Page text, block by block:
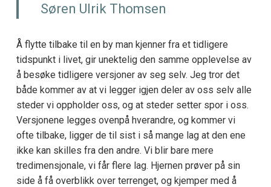
Søren Ulrik Thomsen
Å flytte tilbake til en by man kjenner fra et tidligere
tidspunkt i livet, gir unektelig den samme opplevelse av
å besøke tidligere versjoner av seg selv. Jeg tror det
både kommer av at vi legger igjen deler av oss selv alle
steder vi oppholder oss, og at steder setter spor i oss.
Versjonene legges ovenpå hverandre, og kommer vi
ofte tilbake, ligger de til sist i så mange lag at den ene
ikke kan skilles fra den andre. Vi blir bare mere
tredimensjonale, vi får flere lag. Hjernen prøver på sin
side å få overblikk over terrenget, og kjemper med å